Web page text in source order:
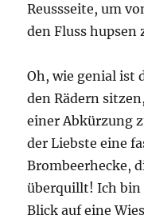
Reussseite, um
den Fluss hupsen
Oh, wie genial ist
den Rädern
einer Abkürzung
der Liebste eine
Brombeerhecke,
überquillt! Ich bin
Blick auf eine